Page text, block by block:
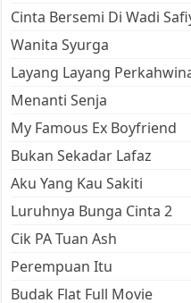
Cinta Bersemi Di Wadi
Wanita Syurga
Layang Layang
Menanti Senja
My Famous Ex Boyfriend
Bukan Sekadar Lafaz
Aku Yang Kau Sakiti
Luruhnya Bunga Cinta 2
Cik PA Tuan Ash
Perempuan Itu
Budak Flat Full Movie